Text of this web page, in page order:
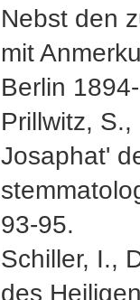
Nebst den
mit
Berlin
Prillwitz,
Josaphat'
93-95.
Schiller, I.,
des